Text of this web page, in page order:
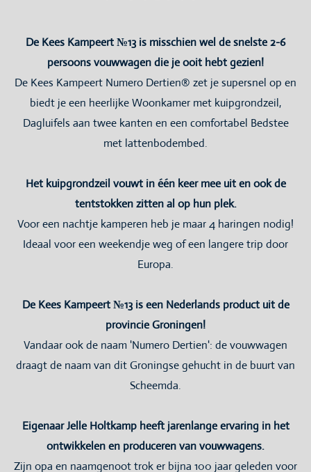
De Kees Kampeert №13 is misschien wel de snelste 2-6
persoons vouwwagen die je ooit hebt gezien!
De Kees Kampeert Numero Dertien® zet je supersnel op en
biedt je een heerlijke Woonkamer met kuipgrondzeil,
Dagluifels aan twee kanten en een comfortabel Bedstee
met lattenbodembed.
Het kuipgrondzeil vouwt in één keer mee uit en ook de
tentstokken zitten al op hun plek.
Voor een nachtje kamperen heb je maar 4 haringen nodig!
Ideaal voor een weekendje weg of een langere trip door
Europa.
De Kees Kampeert №13 is een Nederlands product uit de
provincie Groningen!
Vandaar ook de naam 'Numero Dertien': de vouwwagen
draagt de naam van dit Groningse gehucht in de buurt van
Scheemda.
Eigenaar Jelle Holtkamp heeft jarenlange ervaring in het
ontwikkelen en produceren van vouwwagens.
Zijn opa en naamgenoot trok er bijna 100 jaar geleden voor